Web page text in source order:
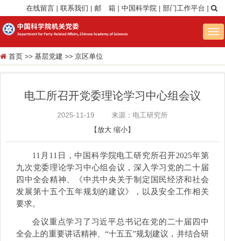
在线留言 | 联系我们 | 邮 箱 | 中国科学院 | 部门工作平台 |
首页 >> 基层党建 >> 京区单位
电工所召开党委理论学习中心组会议
2025-11-19
来源：电工研究所
【放大 缩小】
11月11日，中国科学院电工研究所召开2025年第
九次党委理论学习中心组会议，深入学习党的二十届
四中全会精神、《中共中央关于制定国民经济和社会
发展第十五个五年规划的建议》，以及安全工作相关
要求。
会议重点学习了习近平总书记在党的二十届四中
全会上的重要讲话精神、“十五五”规划建议，并结合研